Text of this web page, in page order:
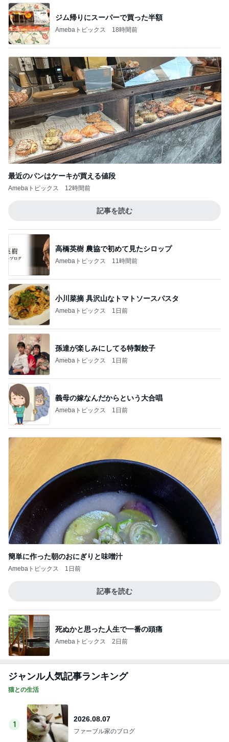
ジム帰りにスーパーで買った半額
Amebaトピックス 18時間前
最近のパンはケーキが買える値段
Amebaトピックス 12時間前
記事を読む
高橋英樹 農協で初めて見たシロップ
Amebaトピックス 11時間前
小川菜摘 具沢山なトマトソースパスタ
Amebaトピックス 1日前
孫達が楽しみにしてる特製餃子
Amebaトピックス 1日前
義母の嫁なんだからという大合唱
Amebaトピックス 1日前
簡単に作った朝のおにぎりと味噌汁
Amebaトピックス 1日前
記事を読む
死ぬかと思った人生で一番の頭痛
Amebaトピックス 2日前
ジャンル人気記事ランキング
猫との生活
1
2026.08.07
ファーブル家のブログ